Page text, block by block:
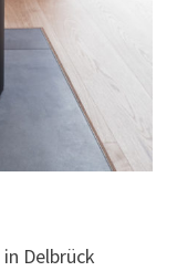
in Delbrück